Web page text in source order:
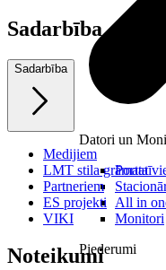
Datori un
All in
Monitori
Piederumi
Sadarbība
Sadarbība
Medijiem
LMT stila grāmata
Partneriem
ES projekti
VIKI
Noteikumi